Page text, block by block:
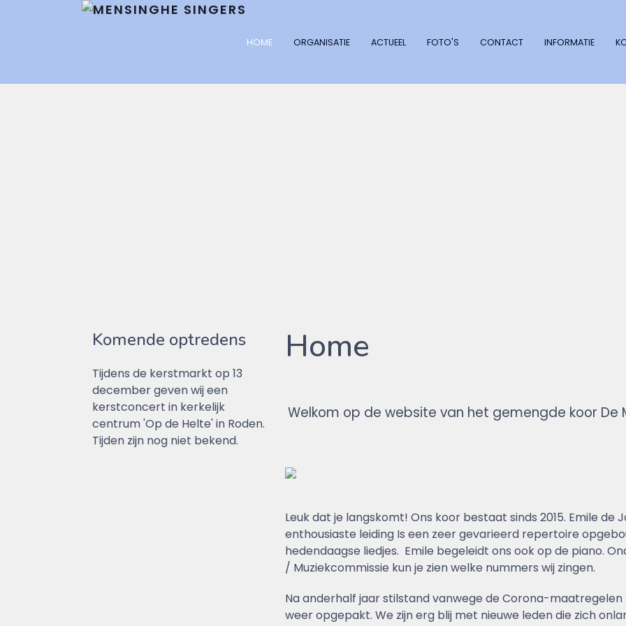
HOME ORGANISATIE ACTUEEL FOTO'S CONTACT INFORMATIE
Komende optredens
Tijdens de kerstmarkt op 13
december geven wij een
kerstconcert in kerkelijk
centrum 'Op de Helte' in Roden.
Tijden zijn nog niet bekend.
Home
Welkom op de website van het gemengde koor De
Leuk dat je langskomt! Ons koor bestaat sinds 2015. Emile de
enthousiaste leiding Is een zeer gevarieerd repertoire
hedendaagse liedjes. Emile begeleidt ons ook op de piano.
/ Muziekcommissie kun je zien welke nummers wij zingen.
Na anderhalf jaar stilstand vanwege de Corona-
weer opgepakt. We zijn erg blij met nieuwe leden die zich